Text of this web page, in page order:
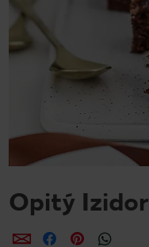
Opitý Izidor
ZdieľaťZdieľaťZdieľať